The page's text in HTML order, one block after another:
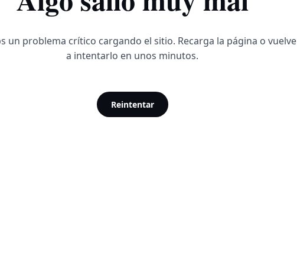
un problema crítico cargando el sitio. Recarga la página o vuelve
a intentarlo en unos minutos.
Reintentar